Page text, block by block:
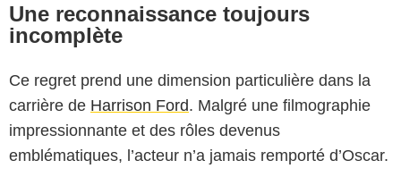
Une reconnaissance toujours
incomplète
Ce regret prend une dimension particulière dans la
carrière de Harrison Ford. Malgré une filmographie
impressionnante et des rôles devenus
emblématiques, l’acteur n’a jamais remporté d’Oscar.